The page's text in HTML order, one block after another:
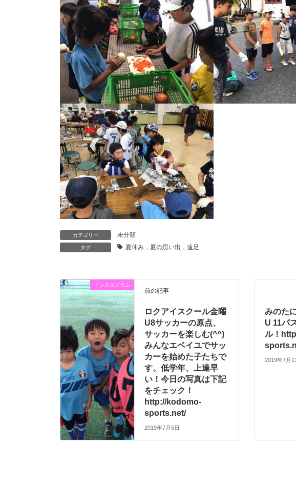
カテゴリー 未分類
タグ 夏休み，夏の思い出，遠足
インスタグラム
前の記事
ロクアイスクール金曜
U8サッカーの原点、
サッカーを楽しむ(^^)
みんなエベイユでサッ
カーを始めた子たちで
す。低学年、上達早
い！今日の写真は下記
をチェック！
http://kodomo-
sports.net/
2019年7月5日
みのた
U 11パ
ル！
2019年7月